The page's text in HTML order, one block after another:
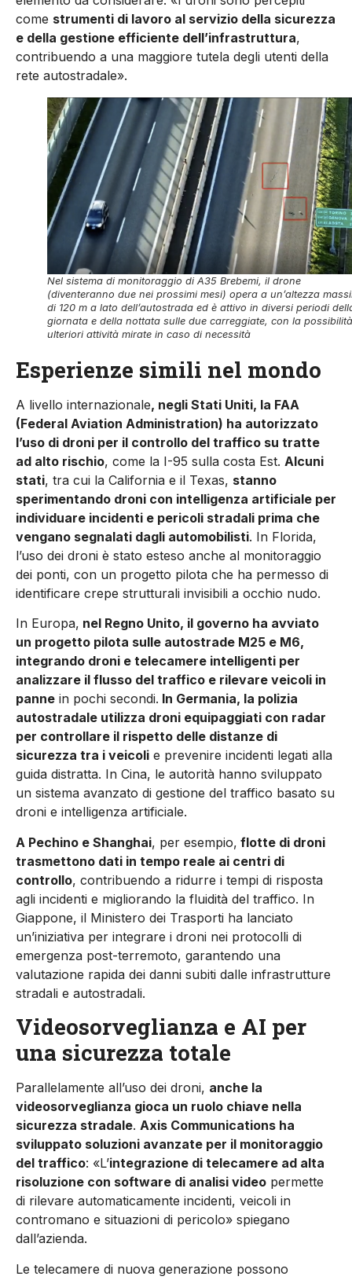
come strumenti di lavoro al servizio della sicurezza
e della gestione efficiente dell’infrastruttura,
contribuendo a una maggiore tutela degli utenti della
rete autostradale».
Nel sistema di monitoraggio di A35 Brebemi, il drone
(diventeranno due nei prossimi mesi) opera a un’altezza
di 120 m a lato dell’autostrada ed è attivo in diversi periodi
giornata e della nottata sulle due carreggiate, con la
ulteriori attività mirate in caso di necessità
Esperienze simili nel mondo
A livello internazionale, negli Stati Uniti, la FAA
(Federal Aviation Administration) ha autorizzato
l’uso di droni per il controllo del traffico su tratte
ad alto rischio, come la I-95 sulla costa Est. Alcuni
stati, tra cui la California e il Texas, stanno
sperimentando droni con intelligenza artificiale per
individuare incidenti e pericoli stradali prima che
vengano segnalati dagli automobilisti. In Florida,
l’uso dei droni è stato esteso anche al monitoraggio
dei ponti, con un progetto pilota che ha permesso di
identificare crepe strutturali invisibili a occhio nudo.
In Europa, nel Regno Unito, il governo ha avviato
un progetto pilota sulle autostrade M25 e M6,
integrando droni e telecamere intelligenti per
analizzare il flusso del traffico e rilevare veicoli in
panne in pochi secondi. In Germania, la polizia
autostradale utilizza droni equipaggiati con radar
per controllare il rispetto delle distanze di
sicurezza tra i veicoli e prevenire incidenti legati alla
guida distratta. In Cina, le autorità hanno sviluppato
un sistema avanzato di gestione del traffico basato su
droni e intelligenza artificiale.
A Pechino e Shanghai, per esempio, flotte di droni
trasmettono dati in tempo reale ai centri di
controllo, contribuendo a ridurre i tempi di risposta
agli incidenti e migliorando la fluidità del traffico. In
Giappone, il Ministero dei Trasporti ha lanciato
un’iniziativa per integrare i droni nei protocolli di
emergenza post-terremoto, garantendo una
valutazione rapida dei danni subiti dalle infrastrutture
stradali e autostradali.
Videosorveglianza e AI per
una sicurezza totale
Parallelamente all’uso dei droni, anche la
videosorveglianza gioca un ruolo chiave nella
sicurezza stradale. Axis Communications ha
sviluppato soluzioni avanzate per il monitoraggio
del traffico: «L’integrazione di telecamere ad alta
risoluzione con software di analisi video permette
di rilevare automaticamente incidenti, veicoli in
contromano e situazioni di pericolo» spiegano
dall’azienda.
Le telecamere di nuova generazione possono